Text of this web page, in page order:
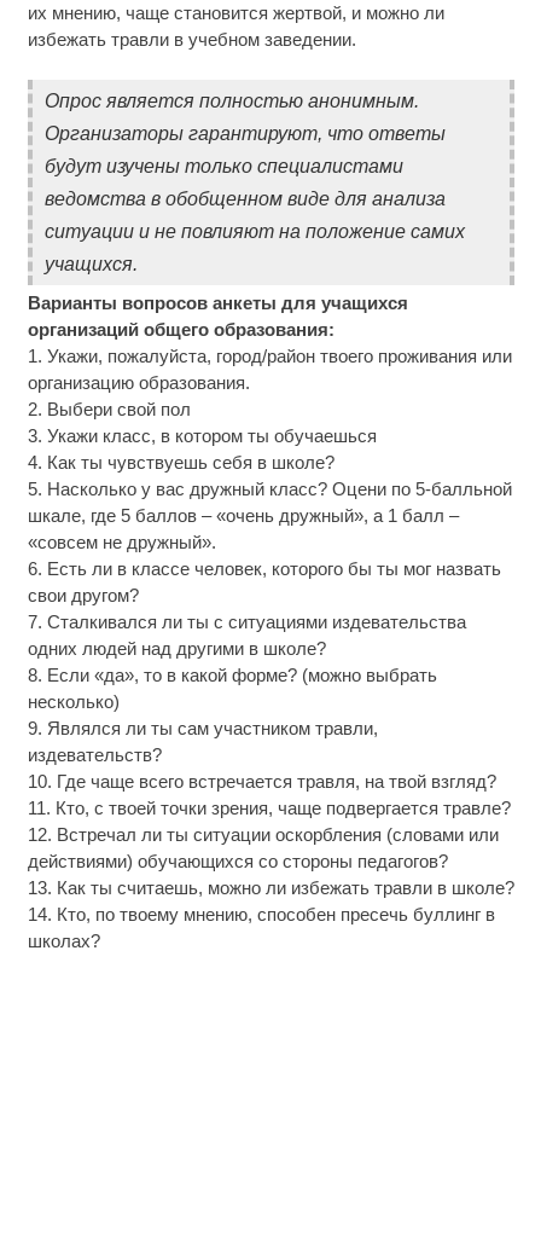
их мнению, чаще становится жертвой, и можно ли
избежать травли в учебном заведении.
Опрос является полностью анонимным.
Организаторы гарантируют, что ответы
будут изучены только специалистами
ведомства в обобщенном виде для анализа
ситуации и не повлияют на положение самих
учащихся.
Варианты вопросов анкеты для учащихся
организаций общего образования:
1. Укажи, пожалуйста, город/район твоего проживания или
организацию образования.
2. Выбери свой пол
3. Укажи класс, в котором ты обучаешься
4. Как ты чувствуешь себя в школе?
5. Насколько у вас дружный класс? Оцени по 5-балльной
шкале, где 5 баллов – «очень дружный», а 1 балл –
«совсем не дружный».
6. Есть ли в классе человек, которого бы ты мог назвать
свои другом?
7. Сталкивался ли ты с ситуациями издевательства
одних людей над другими в школе?
8. Если «да», то в какой форме? (можно выбрать
несколько)
9. Являлся ли ты сам участником травли,
издевательств?
10. Где чаще всего встречается травля, на твой взгляд?
11. Кто, с твоей точки зрения, чаще подвергается травле?
12. Встречал ли ты ситуации оскорбления (словами или
действиями) обучающихся со стороны педагогов?
13. Как ты считаешь, можно ли избежать травли в школе?
14. Кто, по твоему мнению, способен пресечь буллинг в
школах?